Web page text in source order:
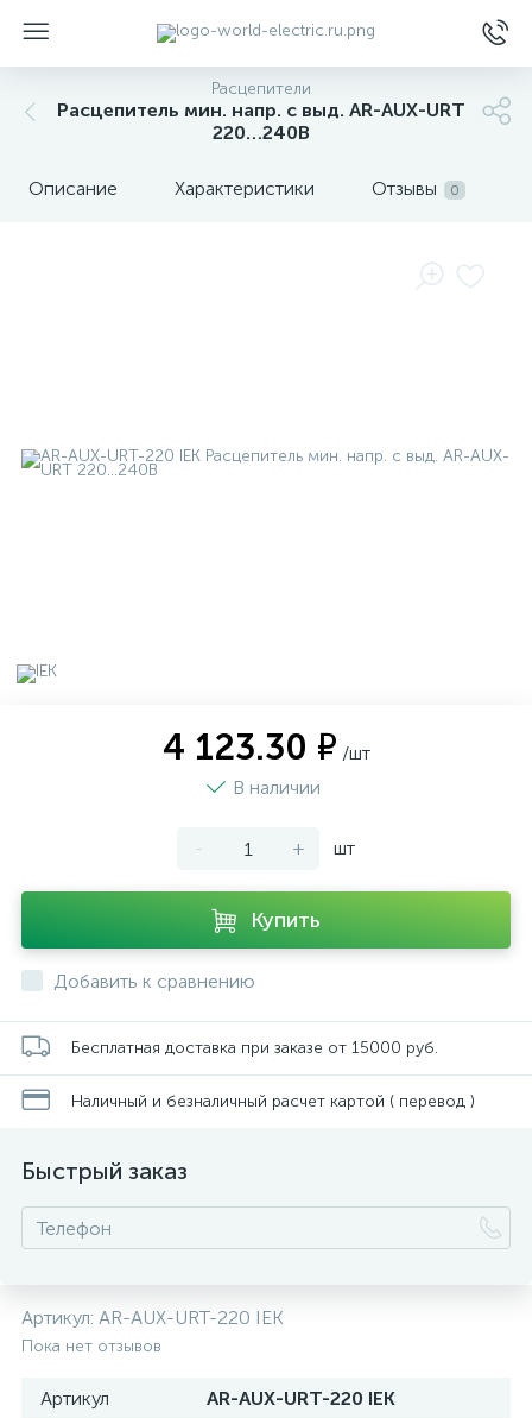
Расцепители
Расцепитель мин. напр. с выд. AR-AUX-URT
220…240В
Описание Характеристики Отзывы 0
4 123.30 ₽ /шт
В наличии
- + шт
Купить
Добавить к сравнению
Бесплатная доставка при заказе от 15000 руб.
Наличный и безналичный расчет картой ( перевод )
Быстрый заказ
Артикул: AR-AUX-URT-220 IEK
Пока нет отзывов
Артикул
AR-AUX-URT-220 IEK